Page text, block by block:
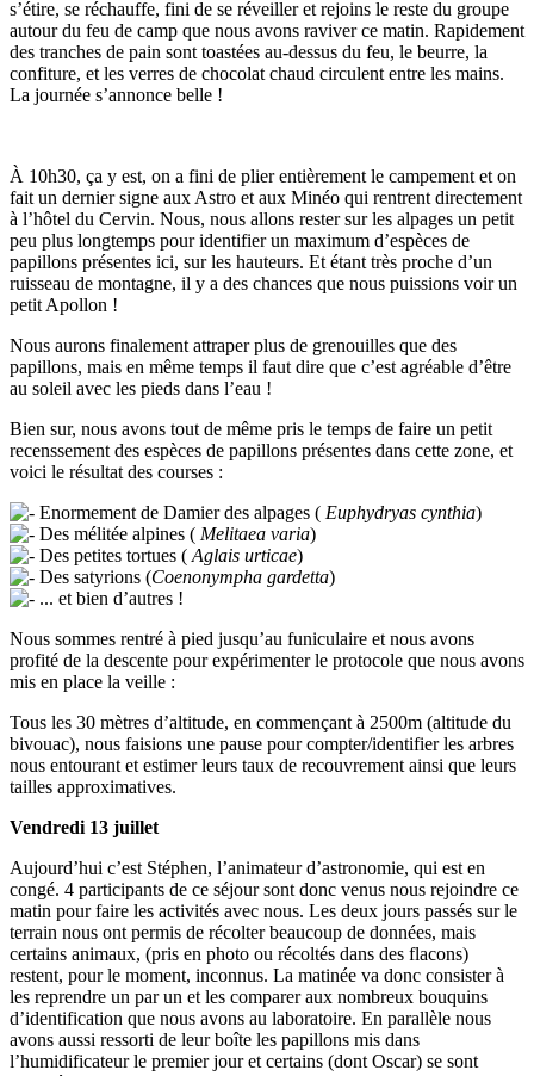
s’étire, se réchauffe, fini de se réveiller et rejoins le reste du groupe
autour du feu de camp que nous avons raviver ce matin. Rapidement
des tranches de pain sont toastées au-dessus du feu, le beurre, la
confiture, et les verres de chocolat chaud circulent entre les mains.
La journée s’annonce belle !
À 10h30, ça y est, on a fini de plier entièrement le campement et on
fait un dernier signe aux Astro et aux Minéo qui rentrent directement
à l’hôtel du Cervin. Nous, nous allons rester sur les alpages un petit
peu plus longtemps pour identifier un maximum d’espèces de
papillons présentes ici, sur les hauteurs. Et étant très proche d’un
ruisseau de montagne, il y a des chances que nous puissions voir un
petit Apollon !
Nous aurons finalement attraper plus de grenouilles que des
papillons, mais en même temps il faut dire que c’est agréable d’être
au soleil avec les pieds dans l’eau !
Bien sur, nous avons tout de même pris le temps de faire un petit
recenssement des espèces de papillons présentes dans cette zone, et
voici le résultat des courses :
Enormement de Damier des alpages ( Euphydryas cynthia)
Des mélitée alpines ( Melitaea varia)
Des petites tortues ( Aglais urticae)
Des satyrions (Coenonympha gardetta)
... et bien d’autres !
Nous sommes rentré à pied jusqu’au funiculaire et nous avons
profité de la descente pour expérimenter le protocole que nous avons
mis en place la veille :
Tous les 30 mètres d’altitude, en commençant à 2500m (altitude du
bivouac), nous faisions une pause pour compter/identifier les arbres
nous entourant et estimer leurs taux de recouvrement ainsi que leurs
tailles approximatives.
Vendredi 13 juillet
Aujourd’hui c’est Stéphen, l’animateur d’astronomie, qui est en
congé. 4 participants de ce séjour sont donc venus nous rejoindre ce
matin pour faire les activités avec nous. Les deux jours passés sur le
terrain nous ont permis de récolter beaucoup de données, mais
certains animaux, (pris en photo ou récoltés dans des flacons)
restent, pour le moment, inconnus. La matinée va donc consister à
les reprendre un par un et les comparer aux nombreux bouquins
d’identification que nous avons au laboratoire. En parallèle nous
avons aussi ressorti de leur boîte les papillons mis dans
l’humidificateur le premier jour et certains (dont Oscar) se sont